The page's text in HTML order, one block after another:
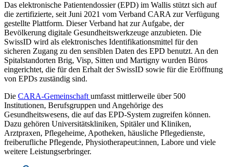
Das elektronische Patientendossier (EPD) im Wallis stützt sich auf
die zertifizierte, seit Juni 2021 vom Verband CARA zur Verfügung
gestellte Plattform. Dieser Verband hat zur Aufgabe, der
Bevölkerung digitale Gesundheitswerkzeuge anzubieten. Die
SwissID wird als elektronisches Identifikationsmittel für den
sicheren Zugang zu den sensiblen Daten des EPD benutzt. An den
Spitalstandorten Brig, Visp, Sitten und Martigny wurden Büros
eingerichtet, die für den Erhalt der SwissID sowie für die Eröffnung
von EPDs zuständig sind.
Die CARA-Gemeinschaft umfasst mittlerweile über 500
Institutionen, Berufsgruppen und Angehörige des
Gesundheitswesens, die auf das EPD-System zugreifen können.
Dazu gehören Universitätskliniken, Spitäler und Kliniken,
Arztpraxen, Pflegeheime, Apotheken, häusliche Pflegedienste,
freiberufliche Pflegende, Physiotherapeut:innen, Labore und viele
weitere Leistungserbringer.